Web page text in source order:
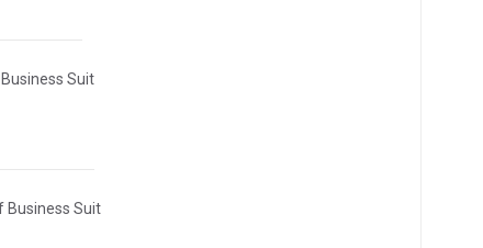
Suit
Business Suit